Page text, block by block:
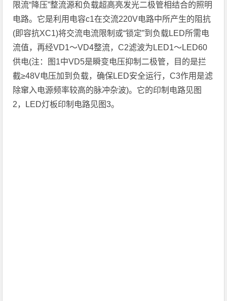
限流“降压”整流源和负载超高亮发光二极管相结合的照明
电路。它是利用电容c1在交流220V电路中所产生的阻抗
(即容抗XC1)将交流电流限制或“锁定”到负载LED所需电
流值，再经VD1～VD4整流，C2滤波为LED1～LED60
供电(注：图1中VD5是瞬变电压抑制二极管，目的是拦
截≥48V电压加到负载，确保LED安全运行，C3作用是滤
除窜入电源频率较高的脉冲杂波)。它的印制电路见图
2，LED灯板印制电路见图3。